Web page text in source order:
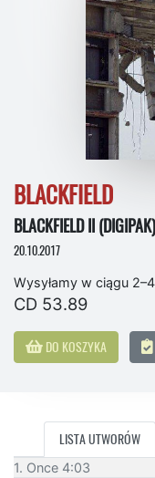
BLACKFIELD
BLACKFIELD II
20.10.2017
Wysyłamy w ciągu
CD 53.89
DO KOSZYKA
LISTA UTWORÓW
1. Once 4:03